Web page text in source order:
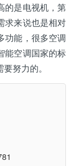
是电视机，第
求来说也是相对
功能，很多空调
能空调国家的标
努力的。